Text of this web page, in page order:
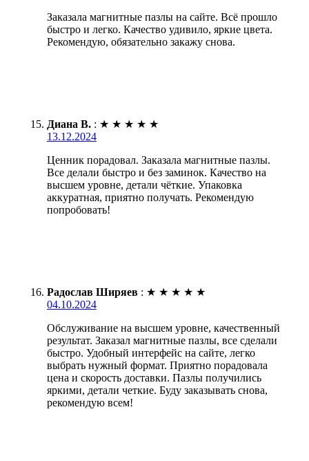
Заказала магнитные пазлы на сайте. Всё прошло
быстро и легко. Качество удивило, яркие цвета.
Рекомендую, обязательно закажу снова.
Диана В. : ★ ★ ★ ★ ★
13.12.2024
Ценник порадовал. Заказала магнитные пазлы.
Все делали быстро и без заминок. Качество на
высшем уровне, детали чёткие. Упаковка
аккуратная, приятно получать. Рекомендую
попробовать!
Радослав Ширяев : ★ ★ ★ ★ ★
04.10.2024
Обслуживание на высшем уровне, качественный
результат. Заказал магнитные пазлы, все сделали
быстро. Удобный интерфейс на сайте, легко
выбрать нужный формат. Приятно порадовала
цена и скорость доставки. Пазлы получились
яркими, детали четкие. Буду заказывать снова,
рекомендую всем!